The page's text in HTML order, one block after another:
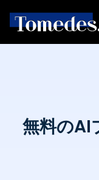
無料のAI